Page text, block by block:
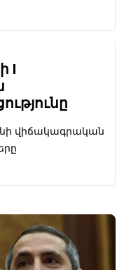
I
վիճակագրական